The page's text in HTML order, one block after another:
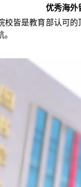
优秀海外
校皆是教育部认可